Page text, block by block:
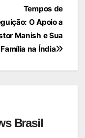
Tempos de
O Apoio a
Manish e Sua
Família na Índia
Brasil